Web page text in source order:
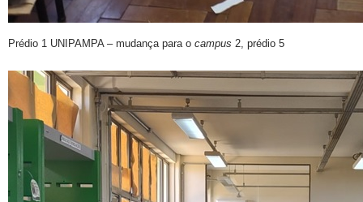
Prédio 1 UNIPAMPA – mudança para o campus 2, prédio 5